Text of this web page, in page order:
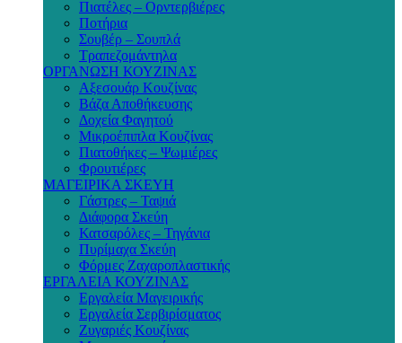
Πιατέλες – Ορντερβιέρες
Ποτήρια
Σουβέρ – Σουπλά
Τραπεζομάντηλα
ΟΡΓΑΝΩΣΗ ΚΟΥΖΙΝΑΣ
Αξεσουάρ Κουζίνας
Βάζα Αποθήκευσης
Δοχεία Φαγητού
Μικροέπιπλα Κουζίνας
Πιατοθήκες – Ψωμιέρες
Φρουτιέρες
ΜΑΓΕΙΡΙΚΑ ΣΚΕΥΗ
Γάστρες – Ταψιά
Διάφορα Σκεύη
Κατσαρόλες – Τηγάνια
Πυρίμαχα Σκεύη
Φόρμες Ζαχαροπλαστικής
ΕΡΓΑΛΕΙΑ ΚΟΥΖΙΝΑΣ
Εργαλεία Μαγειρικής
Εργαλεία Σερβιρίσματος
Ζυγαριές Κουζίνας